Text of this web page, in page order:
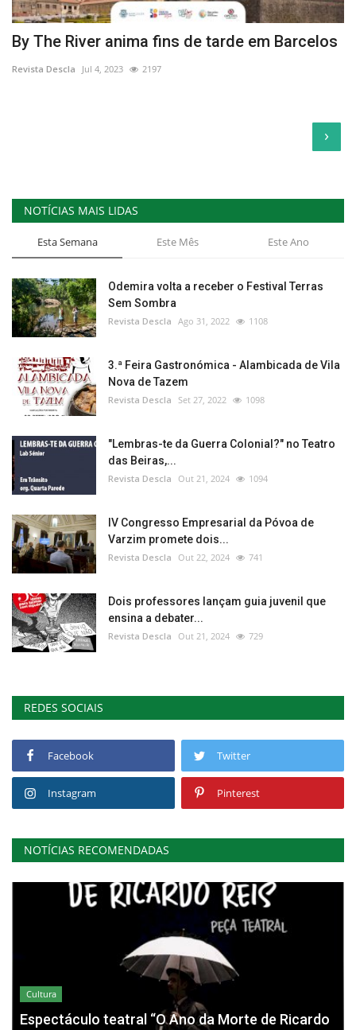
By The River anima fins de tarde em Barcelos
Revista Descla Jul 4, 2023 2197
›
NOTÍCIAS MAIS LIDAS
Esta Semana Este Mês Este Ano
Odemira volta a receber o Festival Terras
Sem Sombra
Revista Descla Ago 31, 2022 1108
3.ª Feira Gastronómica - Alambicada de Vila
Nova de Tazem
Revista Descla Set 27, 2022 1098
"Lembras-te da Guerra Colonial?" no Teatro
das Beiras,...
Revista Descla Out 21, 2024 1094
IV Congresso Empresarial da Póvoa de
Varzim promete dois...
Revista Descla Out 22, 2024 741
Dois professores lançam guia juvenil que
ensina a debater...
Revista Descla Out 21, 2024 729
REDES SOCIAIS
Facebook Twitter
Instagram Pinterest
NOTÍCIAS RECOMENDADAS
Cultura
Espectáculo teatral “O Ano da Morte de Ricardo